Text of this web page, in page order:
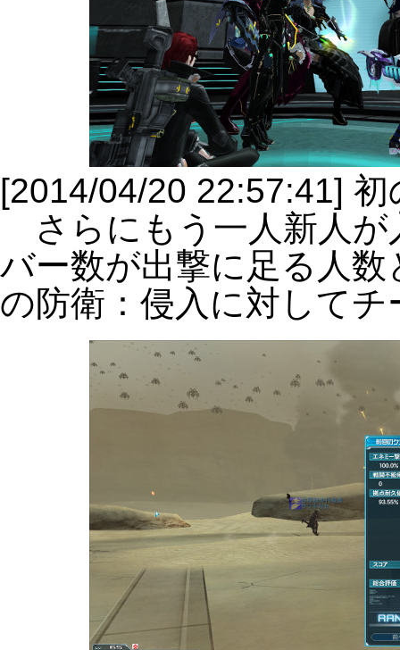
[2014/04/20 22:57:41]
さらにもう一人新人が
バー数が出撃に足る人
の防衛：侵入に対して